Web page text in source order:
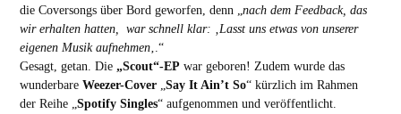
die Coversongs über Bord geworfen, denn „ nach dem Feedback, das
wir erhalten hatten, war schnell klar: ‚Lasst uns etwas von unserer
eigenen Musik aufnehmen‚.“
Gesagt, getan. Die„Scout“-EP war geboren! Zudem wurde das
wunderbareWeezer-Cover„ Say It Ain’t So“ kürzlich im Rahmen
der Reihe „ Spotify Singles“ aufgenommen und veröffentlicht.